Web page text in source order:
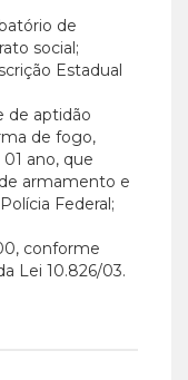
de
social;
Estadual
de aptidão
de fogo,
ano, que
armamento e
Federal;
conforme
Lei 10.826/03.